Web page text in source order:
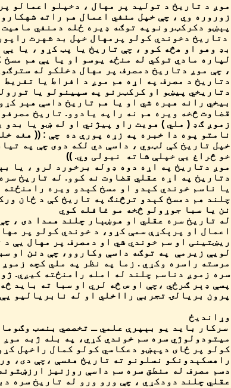
موږ د تاریخ د تولید پر مهال ، دخپلو اعمالو
زوروره وي ، چې خپل منفي اعمال هم راته
پېښو دکرکټرونوپه توګه ډیره ځله دمنفي
دتاریخ دخوندي کولو پرمهال خپل بد شهرت
بډ وهو او هڅه کوو ، چې تاریخ یا پټ کړو ، یا
لپاره مادي توکي له منځه یوسو او یا یې هم مسخ
، چې موږ دتاریخ دمصرف پر مهال دخلکو له
دتاریخ د مصرف په اړه هم موږ د افراط یا
دتاریخي پیښو او کرکټرنو په سپینولو یا
بیخي رانه هېره شي او یا هم تاریخ داسې هېر
قضاوت څخه ویره هم نه راپه یادوو. تاریخ
زموږ ګډ ( ملي ) هویت راو پیژني او له ښو یا بدو
نامتو پوه دا خبره په زړه پورې ده چې : (( هغه
خپل تاریخ کې لټوي ، داسې دي لکه دوی چې په
خو څراغ یې خپلې شاته نیولی وي. ))
موږ دتاریخ په اړه دوه ډوله برخورد لرو ، یا
دتاریخ په اړه عقلي قضاوت نه کوو. له تاریخ
یا ناسم خوندي کېدو او مسخ کېدو ویره
چلند هم دمسخ کېدو ترڅنګ په تاریخ کې د ځان
نن یا سبا جوړولو څخه مو غافله کوي
له تاریخ سره عقلي او هوښېار چلند همدا دی ،
اعمال او پرېکړې سمې کړو، د خوندي کولو پر
ریښتینی او سم خوندي شي او دمصرف پر مهال یې
لويې زیرمې په توګه داسې وکاروو، چې دنن او
مرسته راسره وکړي . زما په نظر په ملي کچه
سره زموږ دناسم چلند له امله رامنځته کیږي.
پسې ډېر ګرځي ،چې او س څه لري او سبا ته باید
پرون بریالۍ تجربې رااخلي او له نابریالیو
وړاندیځ
سرکار باید یو بېپرې علمي ـ تخصصي بنسټ
میتودولوژي سره سم خوندي کړي، په بله ژبه
کولو پر ځای دپېښو دعکاسي کولو کمال راخپل
راهسکېدونکو نسلونو ته تاریخ هغسې ،چې دی،
دسم مصرف له منطق سره سم داسې روزنیز
عقلي چلند دودکړي ، چې ورو ورو له تاریخ سره